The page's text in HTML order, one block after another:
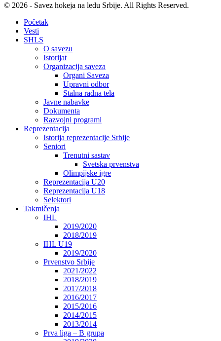
© 2026 - Savez hokeja na ledu Srbije. All Rights Reserved.
Početak
Vesti
SHLS
O savezu
Istorijat
Organizacija saveza
Organi Saveza
Upravni odbor
Stalna radna tela
Javne nabavke
Dokumenta
Razvojni programi
Reprezentacija
Istorija reprezentacije Srbije
Seniori
Trenutni sastav
Svetska prvenstva
Olimpijske igre
Reprezentacija U20
Reprezentacija U18
Selektori
Takmičenja
IHL
2019/2020
2018/2019
IHL U19
2019/2020
Prvenstvo Srbije
2021/2022
2018/2019
2017/2018
2016/2017
2015/2016
2014/2015
2013/2014
Prva liga – B grupa